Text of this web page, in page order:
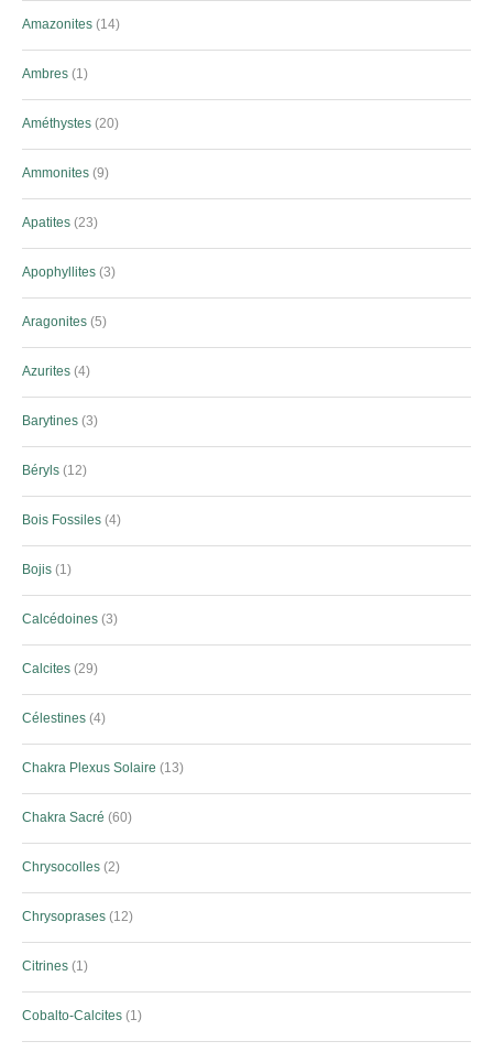
Amazonites 14
Ambres 1
Améthystes 20
Ammonites 9
Apatites 23
Apophyllites 3
Aragonites 5
Azurites 4
Barytines 3
Béryls 12
Bois Fossiles 4
Bojis 1
Calcédoines 3
Calcites 29
Célestines 4
Chakra Plexus Solaire 13
Chakra Sacré 60
Chrysocolles 2
Chrysoprases 12
Citrines 1
Cobalto-Calcites 1